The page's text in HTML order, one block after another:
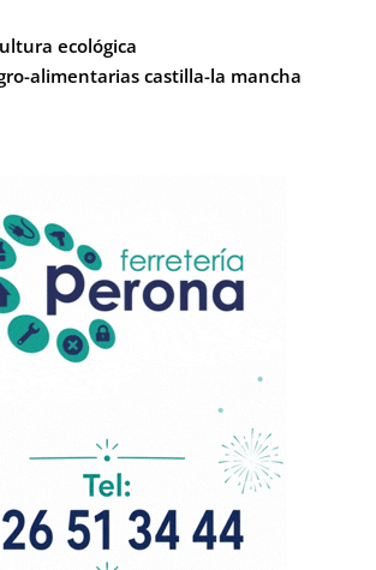
ecológica
alimentarias castilla-la mancha